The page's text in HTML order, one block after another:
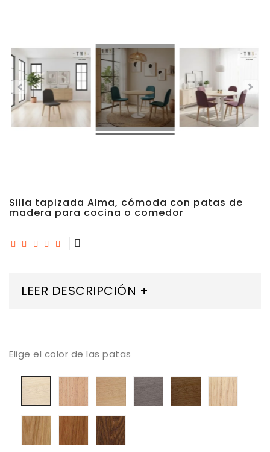
Exterior/jardín
Silla tapizada Alma, cómoda con patas de
madera para cocina o comedor
LEER DESCRIPCIÓN +
Elige el color de las patas
Madera
Haya
blanqueada
Madera
de
haya
barnizada
natural
tostada
Madera
color
madera
Haya
color
Madera
barnizado
Madera
roble
color
Madera
roble
color